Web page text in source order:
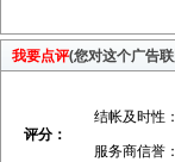
我要点评(您对这个广告
评分：
结帐及时性：
服务商信誉：